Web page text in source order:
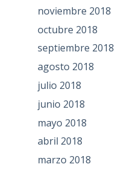
noviembre 2018
octubre 2018
septiembre 2018
agosto 2018
julio 2018
junio 2018
mayo 2018
abril 2018
marzo 2018